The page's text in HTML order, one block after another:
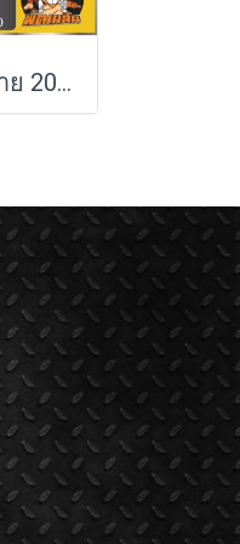
เครื่องเจียร์ 4" ไร้สาย 20V OSUKA รุ่น OCAG746 (รุ่นครบเซ็ตและเครื่องเปล่า) รับประกัน 6 เดือน